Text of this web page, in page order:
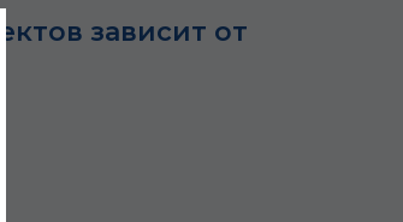
зависит от